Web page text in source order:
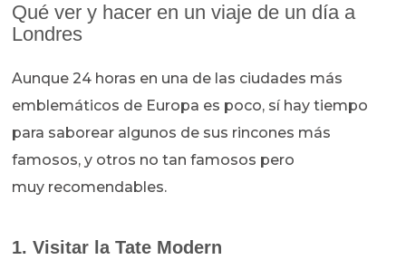
Qué ver y hacer en un viaje de un día a
Londres
Aunque 24 horas en una de las ciudades más
emblemáticos de Europa es poco, sí hay tiempo
para saborear algunos de sus rincones más
famosos, y otros no tan famosos pero
muy recomendables.
1. Visitar la Tate Modern